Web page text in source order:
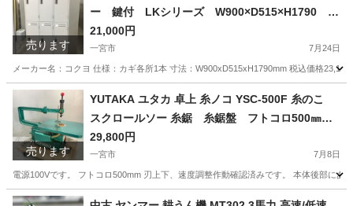
売ります
ー 鍵付 LKシリーズ W900×D515×H1790 愛
知県 一宮市 名古屋市 稲沢市 江南市 岩倉市 岐阜
羽島市 各務ヶ原市 岐阜市 三重県 愛知 グッドプラ
イス一宮
21,000円
一宮市 7月24日
メーカー名：コクヨ 仕様：カギ各所1本 寸法：W900xD515xH1790mm 税込価格
愛知 一宮市 オフィス用家具 コクヨ
売ります
YUTAKA ユタカ 卓上 糸ノコ YSC-500F 糸のこ
スクロールソー 糸鋸 糸鋸盤 フトコロ500㎜
愛知県 一宮市 名古屋 稲沢 江南 岩倉 岐阜 羽島 各
務ヶ原 三重 愛知 グッドプライス一宮
29,800円
一宮市 7月8日
電源100Vです。 フトコロ500mm 刃上下、速度調整作動確認済みです。 本体後部に
愛知 一宮市 その他